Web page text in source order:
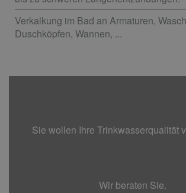
Verkalkung im Bad an Armaturen,
Duschköpfen, Wannen, ...
Sie wollen Ihre Trinkwasserqualität
Wir beraten Sie.